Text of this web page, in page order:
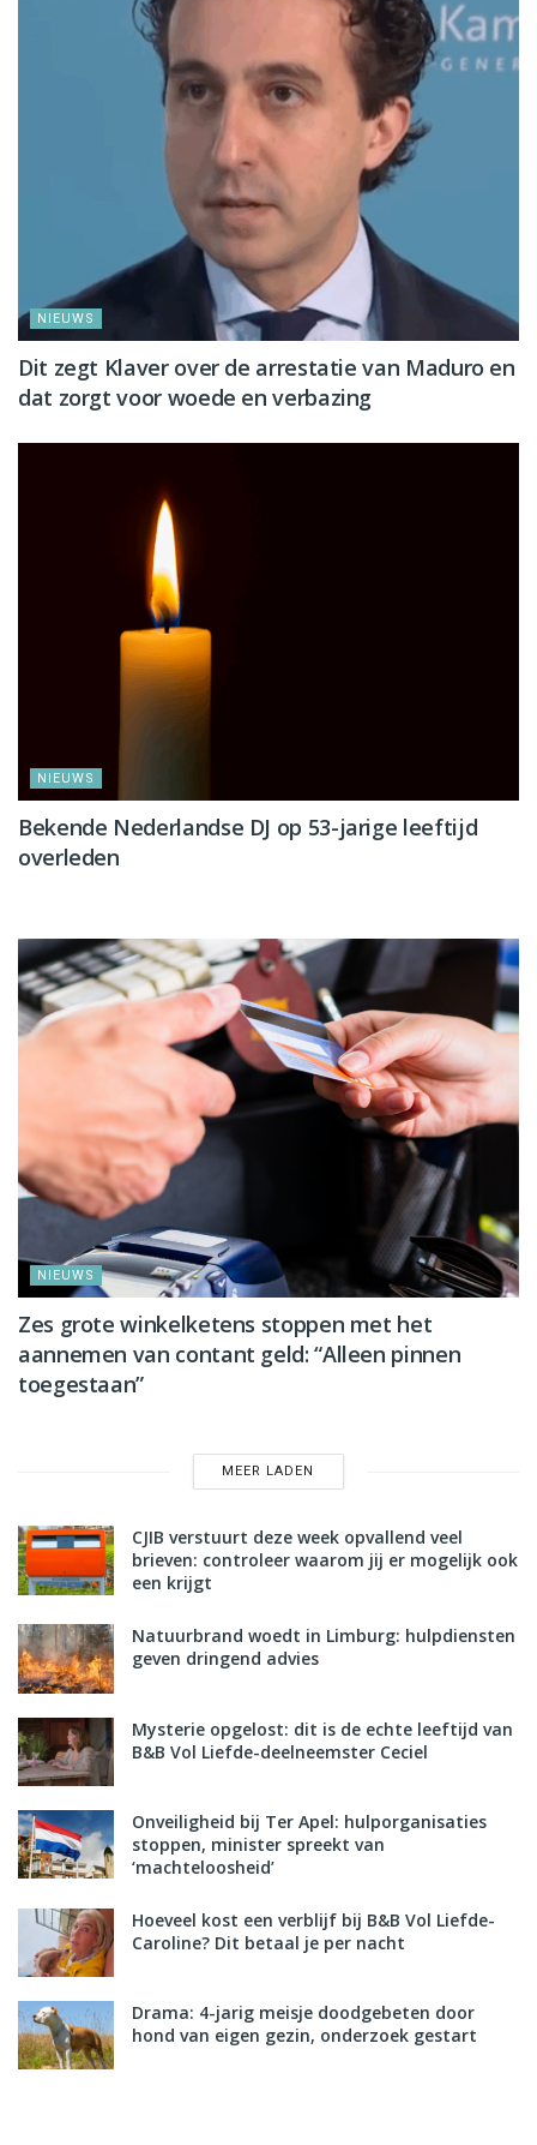
NIEUWS
Dit zegt Klaver over de arrestatie van Maduro en
dat zorgt voor woede en verbazing
NIEUWS
Bekende Nederlandse DJ op 53-jarige leeftijd
overleden
NIEUWS
Zes grote winkelketens stoppen met het
aannemen van contant geld: “Alleen pinnen
toegestaan”
MEER LADEN
CJIB verstuurt deze week opvallend veel
brieven: controleer waarom jij er mogelijk ook
een krijgt
Natuurbrand woedt in Limburg: hulpdiensten
geven dringend advies
Mysterie opgelost: dit is de echte leeftijd van
B&B Vol Liefde-deelneemster Ceciel
Onveiligheid bij Ter Apel: hulporganisaties
stoppen, minister spreekt van
‘machteloosheid’
Hoeveel kost een verblijf bij B&B Vol Liefde-
Caroline? Dit betaal je per nacht
Drama: 4-jarig meisje doodgebeten door
hond van eigen gezin, onderzoek gestart